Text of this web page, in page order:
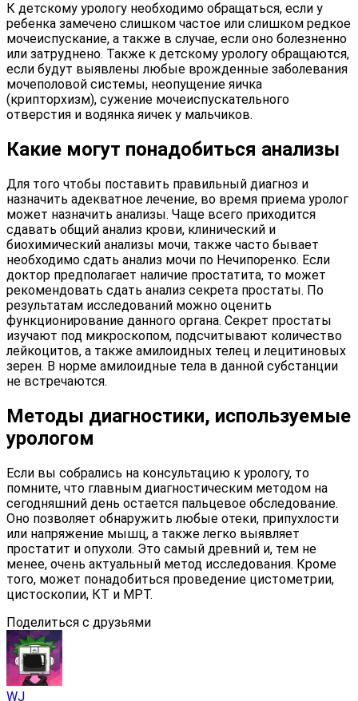
К детскому урологу необходимо обращаться, если у
ребенка замечено слишком частое или слишком редкое
мочеиспускание, а также в случае, если оно болезненно
или затруднено. Также к детскому урологу обращаются,
если будут выявлены любые врожденные заболевания
мочеполовой системы, неопущение яичка
(крипторхизм), сужение мочеиспускательного
отверстия и водянка яичек у мальчиков.
Какие могут понадобиться анализы
Для того чтобы поставить правильный диагноз и
назначить адекватное лечение, во время приема уролог
может назначить анализы. Чаще всего приходится
сдавать общий анализ крови, клинический и
биохимический анализы мочи, также часто бывает
необходимо сдать анализ мочи по Нечипоренко. Если
доктор предполагает наличие простатита, то может
рекомендовать сдать анализ секрета простаты. По
результатам исследований можно оценить
функционирование данного органа. Секрет простаты
изучают под микроскопом, подсчитывают количество
лейкоцитов, а также амилоидных телец и лецитиновых
зерен. В норме амилоидные тела в данной субстанции
не встречаются.
Методы диагностики, используемые
урологом
Если вы собрались на консультацию к урологу, то
помните, что главным диагностическим методом на
сегодняшний день остается пальцевое обследование.
Оно позволяет обнаружить любые отеки, припухлости
или напряжение мышц, а также легко выявляет
простатит и опухоли. Это самый древний и, тем не
менее, очень актуальный метод исследования. Кроме
того, может понадобиться проведение цистометрии,
цистоскопии, КТ и МРТ.
Поделиться с друзьями
WJ